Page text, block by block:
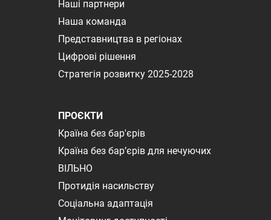
Наші партнери
Наша команда
Представництва в регіонах
Цифрові рішення
Стратегія розвитку 2025-2028
ПРОЄКТИ
Країна без бар'єрів
Країна без бар’єрів для нечуючих
ВІЛЬНО
Протидія насильству
Соціальна адаптація